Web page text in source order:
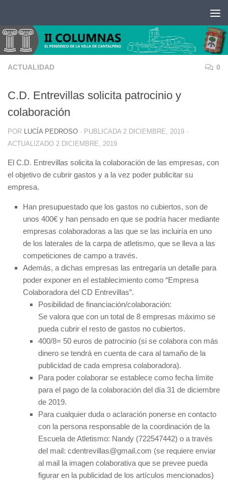
ACTUALIDAD 0
C.D. Entrevillas solicita patrocinio y
colaboración
POR LUCÍA PEDROSO · PUBLICADA 2 DICIEMBRE, 2019 ·
ACTUALIZADO 2 DICIEMBRE, 2019
El C.D. Entrevillas solicita la colaboración de las empresas, con
el objetivo de cubrir gastos y a la vez poder publicitar su
empresa.
Han presupuestado que los gastos no cubiertos, son de
unos 400€ y han pensado en que se podría hacer mediante
empresas colaboradoras a las que se las incluiría en uno
de los laterales de la carpa de atletismo, que se lleva a las
competiciones de campo a través.
Además, a dichas empresas las entregaría un detalle para
poder exponer en el establecimiento como “Empresa
Colaboradora del CD Entrevillas”.
Posibilidad de financiación/colaboración:
Se valora que con un total de 8 empresas máximo se
pueda cubrir el resto de gastos no cubiertos.
400/8= 50 euros de patrocinio (si se colabora con más
dinero se tendrá en cuenta de cara al tamaño de la
publicidad de cada empresa colaboradora).
Para poder colaborar se establece como fecha límite
para el pago de la colaboración del día 31 de diciembre
de 2019.
Para cualquier duda o aclaración ponerse en contacto
con la persona responsable de la coordinación de la
Escuela de Atletismo: Nandy (722547442) o a través
del mail: cdentrevillas@gmail.com (se requiere enviar
al mail la imagen colaborativa que se prevee pueda
figurar en la publicidad de los artículos mencionados)